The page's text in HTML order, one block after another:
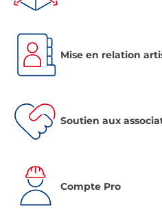
Mise en relation
Soutien aux
Compte Pro